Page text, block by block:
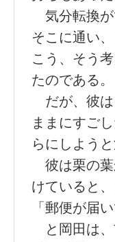
気分転換が
そこに通い
こう、そう
たのである。
だが、彼は
ままにすご
らにしよう
彼は栗の葉
けていると
「郵便が届
と岡田は、